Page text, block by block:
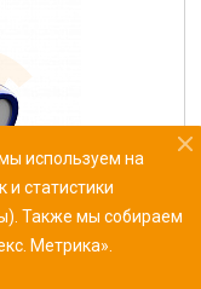
используем на
и статистики
Также мы собираем
Метрика».